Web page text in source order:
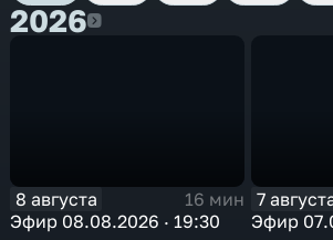
20262026
8 августа
16 мин
Эфир 08.08.2026 · 19:30
7
Эфир